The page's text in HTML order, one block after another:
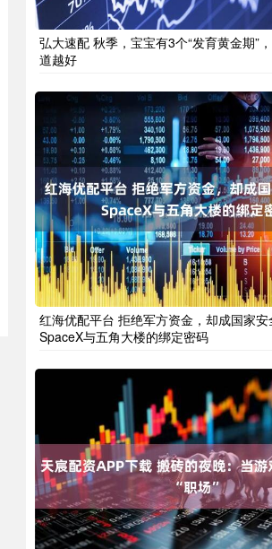
弘大速配 秋季，宝宝有3个“发育黄金期”
道越好
红海优配平台 拒绝军方资金，却成国家安
SpaceX与五角大楼的绑定密码